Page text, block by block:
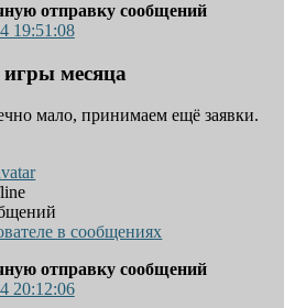
отправку сообщений
19:51:08
месяца
мало, принимаем ещё заявки.
отправку сообщений
20:12:06